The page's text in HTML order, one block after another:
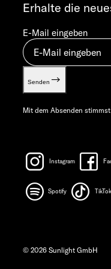
Erhalte die
E-Mail eingeben
Senden
Mit dem Absenden
Instagram
Spotify TikTok
© 2026 Sunlight GmbH